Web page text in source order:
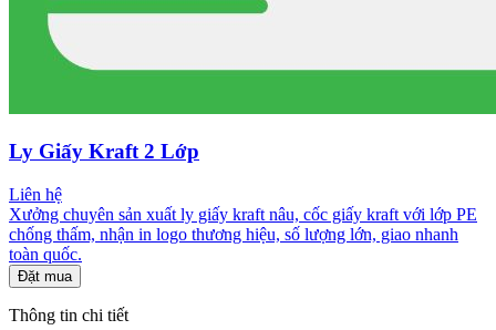
Ly Giấy Kraft 2 Lớp
Liên hệ
Xưởng chuyên sản xuất ly giấy kraft nâu, cốc giấy kraft với lớp PE
chống thấm, nhận in logo thương hiệu, số lượng lớn, giao nhanh
toàn quốc.
Đặt mua
Thông tin chi tiết